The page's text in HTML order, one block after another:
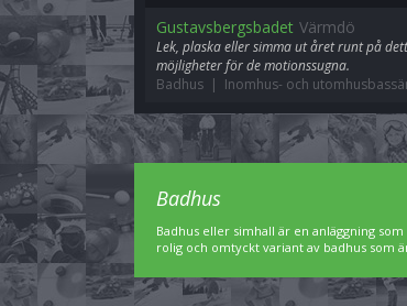
Gustavsbergsbadet Värmdö
Lek, plaska eller simma ut året runt på
möjligheter för de motionssugna.
Badhus | Inomhus- och
Badhus
Badhus eller simhall är en anläggning
rolig och omtyckt variant av badhus som